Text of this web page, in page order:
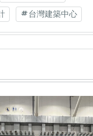
台灣建築中心